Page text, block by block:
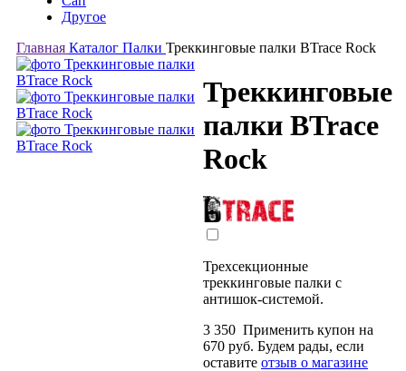
Другое
Главная Каталог Палки Треккинговые палки BTrace Rock
Треккинговые
палки BTrace
Rock
Трехсекционные
треккинговые палки с
антишок-системой.
3 350 Применить купон на
670 руб. Будем рады, если
оставите отзыв о магазине